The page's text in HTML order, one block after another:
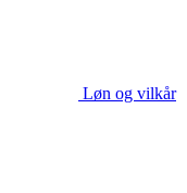
Løn og vilkår